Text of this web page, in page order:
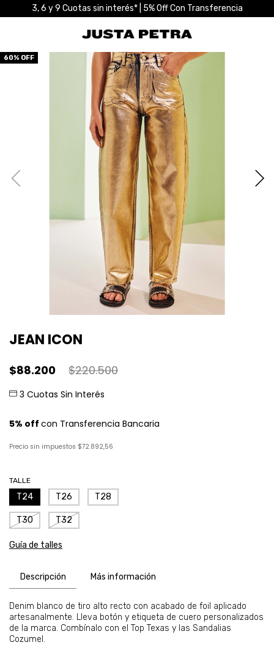
3, 6 y 9 Cuotas sin interés* | 5% Off Con Transferencia
60% OFF
JEAN ICON
$88.200 $220.500
Precio sin impuestos $72.892,56
TALLE
T24 T26 T28
T30 T32
Guía de talles
Descripción Más información
Denim blanco de tiro alto recto con acabado de foil aplicado
artesanalmente. Lleva botón y etiqueta de cuero personalizados
de la marca. Combínalo con el Top Texas y las Sandalias
Cozumel.